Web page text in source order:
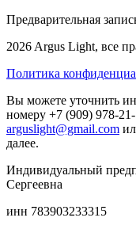
Предварительная
2026 Argus Light, все
Политика
Вы можете уточнить
номеру +7 (909) 978-
arguslight@gmail.com
далее.
Индивидуальный
Сергеевна
инн 783903233315